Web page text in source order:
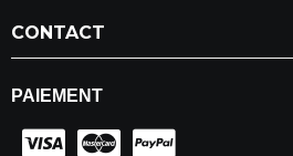
CONTACT
PAIEMENT